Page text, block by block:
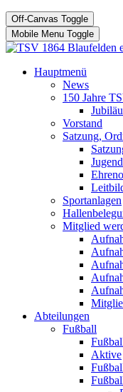
Off-Canvas Toggle
Mobile Menu Toggle
Hauptmenü
News
150 Jahre
Vorstand
Satzung,
Sportanlagen
Mitglied
Abteilungen
Fußball
Aktive